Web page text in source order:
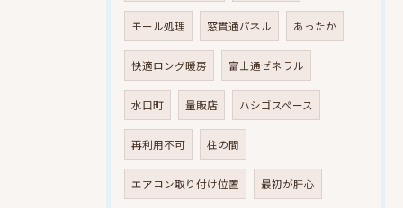
モール処理 窓貫通パネル あったか
快適ロング暖房 富士通ゼネラル
水口町 量販店 ハシゴスペース
再利用不可 柱の間
エアコン取り付け位置 最初が肝心